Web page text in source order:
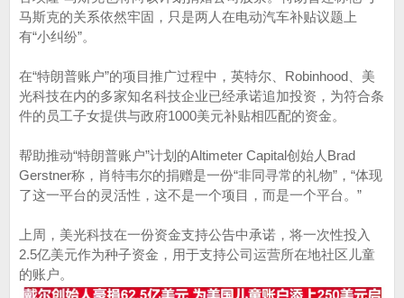
马斯克的关系依然牢固，只是两人在电动汽车补贴议题上
有“小纠纷”。
在“特朗普账户”的项目推广过程中，英特尔、Robinhood、美
光科技在内的多家知名科技企业已经承诺追加投资，为符合条
件的员工子女提供与政府1000美元补贴相匹配的资金。
帮助推动“特朗普账户”计划的Altimeter Capital创始人Brad
Gerstner称，肖特韦尔的捐赠是一份“非同寻常的礼物”，“体现
了这一平台的灵活性，这不是一个项目，而是一个平台。”
上周，美光科技在一份资金支持公告中承诺，将一次性投入
2.5亿美元作为种子资金，用于支持公司运营所在地社区儿童
的账户。